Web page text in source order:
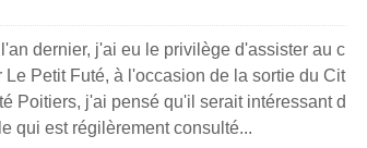
dernier, j'ai eu le privilège d'assister au c
Petit Futé, à l'occasion de la sortie du Cit
Poitiers, j'ai pensé qu'il serait intéressant d
qui est régilèrement consulté...